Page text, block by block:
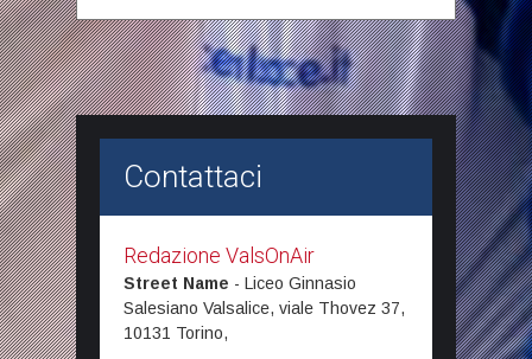
Contattaci
Redazione ValsOnAir
Street Name - Liceo Ginnasio
Salesiano Valsalice, viale Thovez 37,
10131 Torino,